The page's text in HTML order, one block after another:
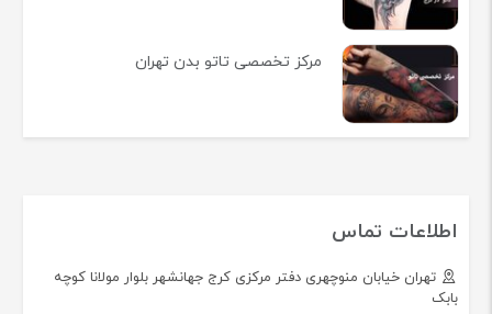
مرکز تخصصی تاتو بدن تهران
اطلاعات تماس
تهران خیابان منوچهری دفتر مرکزی کرج جهانشهر بلوار مولانا کوچه
بابک